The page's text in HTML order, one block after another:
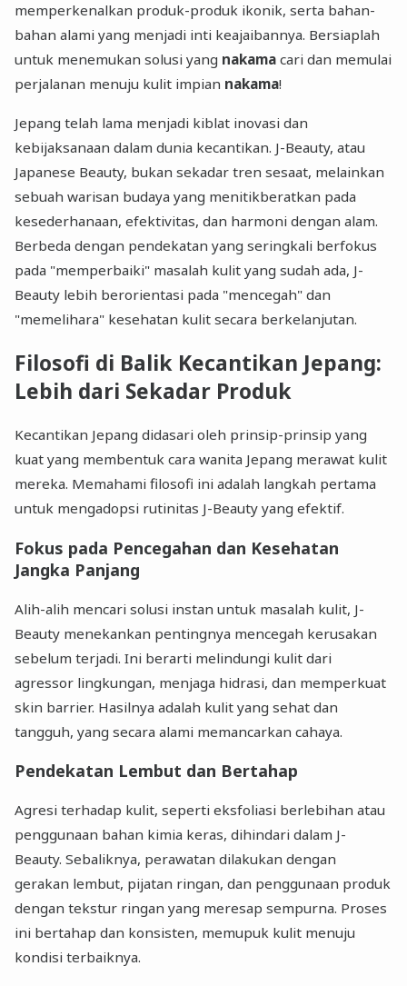
memperkenalkan produk-produk ikonik, serta bahan-
bahan alami yang menjadi inti keajaibannya. Bersiaplah
untuk menemukan solusi yang nakama cari dan memulai
perjalanan menuju kulit impian nakama!
Jepang telah lama menjadi kiblat inovasi dan
kebijaksanaan dalam dunia kecantikan. J-Beauty, atau
Japanese Beauty, bukan sekadar tren sesaat, melainkan
sebuah warisan budaya yang menitikberatkan pada
kesederhanaan, efektivitas, dan harmoni dengan alam.
Berbeda dengan pendekatan yang seringkali berfokus
pada "memperbaiki" masalah kulit yang sudah ada, J-
Beauty lebih berorientasi pada "mencegah" dan
"memelihara" kesehatan kulit secara berkelanjutan.
Filosofi di Balik Kecantikan Jepang:
Lebih dari Sekadar Produk
Kecantikan Jepang didasari oleh prinsip-prinsip yang
kuat yang membentuk cara wanita Jepang merawat kulit
mereka. Memahami filosofi ini adalah langkah pertama
untuk mengadopsi rutinitas J-Beauty yang efektif.
Fokus pada Pencegahan dan Kesehatan
Jangka Panjang
Alih-alih mencari solusi instan untuk masalah kulit, J-
Beauty menekankan pentingnya mencegah kerusakan
sebelum terjadi. Ini berarti melindungi kulit dari
agressor lingkungan, menjaga hidrasi, dan memperkuat
skin barrier. Hasilnya adalah kulit yang sehat dan
tangguh, yang secara alami memancarkan cahaya.
Pendekatan Lembut dan Bertahap
Agresi terhadap kulit, seperti eksfoliasi berlebihan atau
penggunaan bahan kimia keras, dihindari dalam J-
Beauty. Sebaliknya, perawatan dilakukan dengan
gerakan lembut, pijatan ringan, dan penggunaan produk
dengan tekstur ringan yang meresap sempurna. Proses
ini bertahap dan konsisten, memupuk kulit menuju
kondisi terbaiknya.